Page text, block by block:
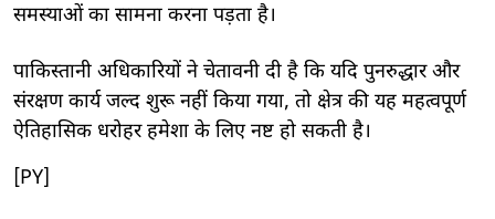
समस्याओं का सामना करना पड़ता है।
पाकिस्तानी अधिकारियों ने चेतावनी दी है कि यदि पुनरुद्धार और
संरक्षण कार्य जल्द शुरू नहीं किया गया, तो क्षेत्र की यह महत्वपूर्ण
ऐतिहासिक धरोहर हमेशा के लिए नष्ट हो सकती है।
[PY]